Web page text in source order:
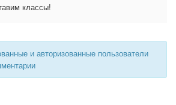
классы!
и авторизованные пользователи